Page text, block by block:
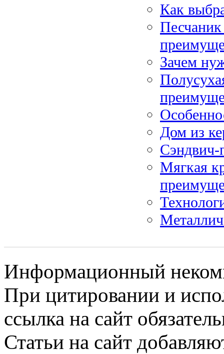
Как
Зачем
Дом из
Сэндвич-
Мягкая
Информационный
При цитировании и
ссылка на сайт
Статьи на сайт